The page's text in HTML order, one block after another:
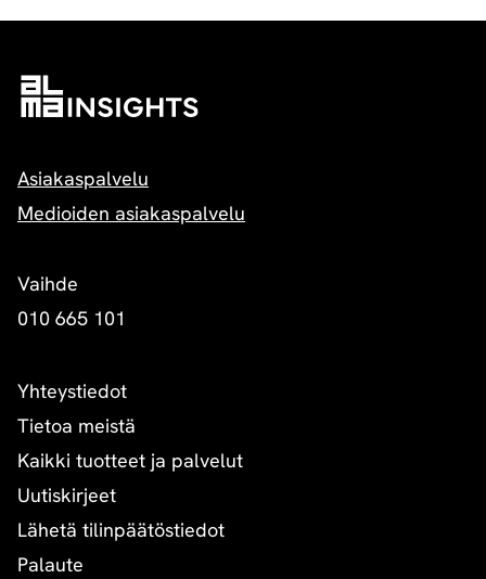
Asiakaspalvelu
Medioiden asiakaspalvelu
Vaihde
010 665 101
Yhteystiedot
Tietoa meistä
Kaikki tuotteet ja palvelut
Uutiskirjeet
Lähetä tilinpäätöstiedot
Palaute